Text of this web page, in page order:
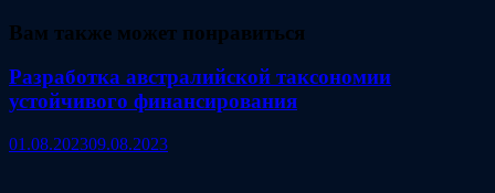
Вам также может понравиться
Разработка австралийской таксономии
устойчивого финансирования
01.08.202309.08.2023